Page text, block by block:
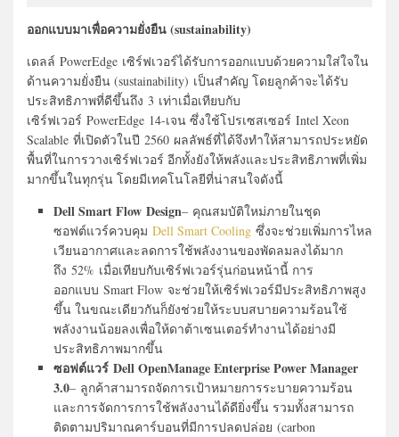
ออกแบบมาเพื่อความยั่งยืน (sustainability)
เดลล์ PowerEdge เซิร์ฟเวอร์ได้รับการออกแบบด้วยความใส่ใจใน
ด้านความยั่งยืน (sustainability) เป็นสำคัญ โดยลูกค้าจะได้รับ
ประสิทธิภาพที่ดีขึ้นถึง 3 เท่าเมื่อเทียบกับ
เซิร์ฟเวอร์ PowerEdge 14-เจน ซึ่งใช้โปรเซสเซอร์ Intel Xeon
Scalable ที่เปิดตัวในปี 2560 ผลลัพธ์ที่ได้จึงทำให้สามารถประหยัด
พื้นที่ในการวางเซิร์ฟเวอร์ อีกทั้งยังให้พลังและประสิทธิภาพที่เพิ่ม
มากขึ้นในทุกรุ่น โดยมีเทคโนโลยีที่น่าสนใจดังนี้
Dell Smart Flow Design– คุณสมบัติใหม่ภายในชุด
ซอฟต์แวร์ควบคุม Dell Smart Cooling ซึ่งจะช่วยเพิ่มการไหล
เวียนอากาศและลดการใช้พลังงานของพัดลมลงได้มาก
ถึง 52% เมื่อเทียบกับเซิร์ฟเวอร์รุ่นก่อนหน้านี้ การ
ออกแบบ Smart Flow จะช่วยให้เซิร์ฟเวอร์มีประสิทธิภาพสูง
ขึ้น ในขณะเดียวกันก็ยังช่วยให้ระบบสบายความร้อนใช้
พลังงานน้อยลงเพื่อให้ดาต้าเซนเตอร์ทำงานได้อย่างมี
ประสิทธิภาพมากขึ้น
ซอฟต์แวร์ Dell OpenManage Enterprise Power Manager
3.0– ลูกค้าสามารถจัดการเป้าหมายการระบายความร้อน
และการจัดการการใช้พลังงานได้ดียิ่งขึ้น รวมทั้งสามารถ
ติดตามปริมาณคาร์บอนที่มีการปลดปล่อย (carbon